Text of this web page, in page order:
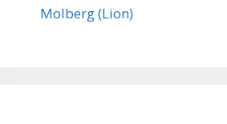
Molberg (Lion)